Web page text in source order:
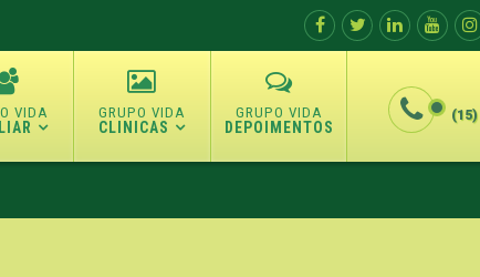
CLINICAS DEPOIMENTOS
(15)